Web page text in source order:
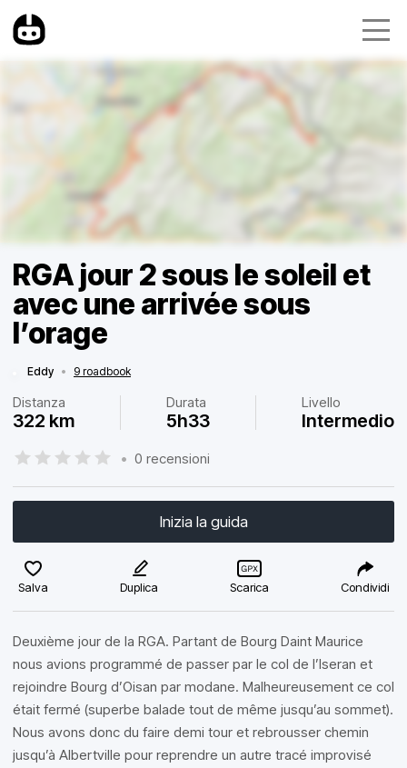
RGA jour 2 sous le soleil et
avec une arrivée sous
l’orage
Eddy • 9 roadbook
Distanza
322 km
Durata
5h33
Livello
Intermedio
• 0 recensioni
Inizia la guida
Salva Duplica Scarica Condividi
Deuxième jour de la RGA. Partant de Bourg Daint Maurice
nous avions programmé de passer par le col de l’Iseran et
rejoindre Bourg d’Oisan par modane. Malheureusement ce col
était fermé (superbe balade tout de même jusqu’au sommet).
Nous avons donc du faire demi tour et rebrousser chemin
jusqu’à Albertville pour reprendre un autre tracé improvisé